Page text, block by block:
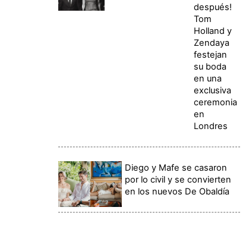
después!
Tom
Holland y
Zendaya
festejan
su boda
en una
exclusiva
ceremonia
en
Londres
Diego y Mafe se casaron
por lo civil y se convierten
en los nuevos De Obaldía